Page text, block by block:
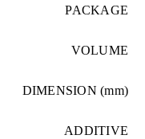
PACKAGE
VOLUME
DIMENSION (mm)
ADDITIVE